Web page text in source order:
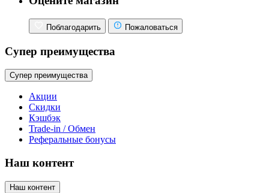
Поблагодарить Пожаловаться
Супер преимущества
Супер преимущества
Акции
Скидки
Кэшбэк
Trade-in / Обмен
Реферальные бонусы
Наш контент
Наш контент